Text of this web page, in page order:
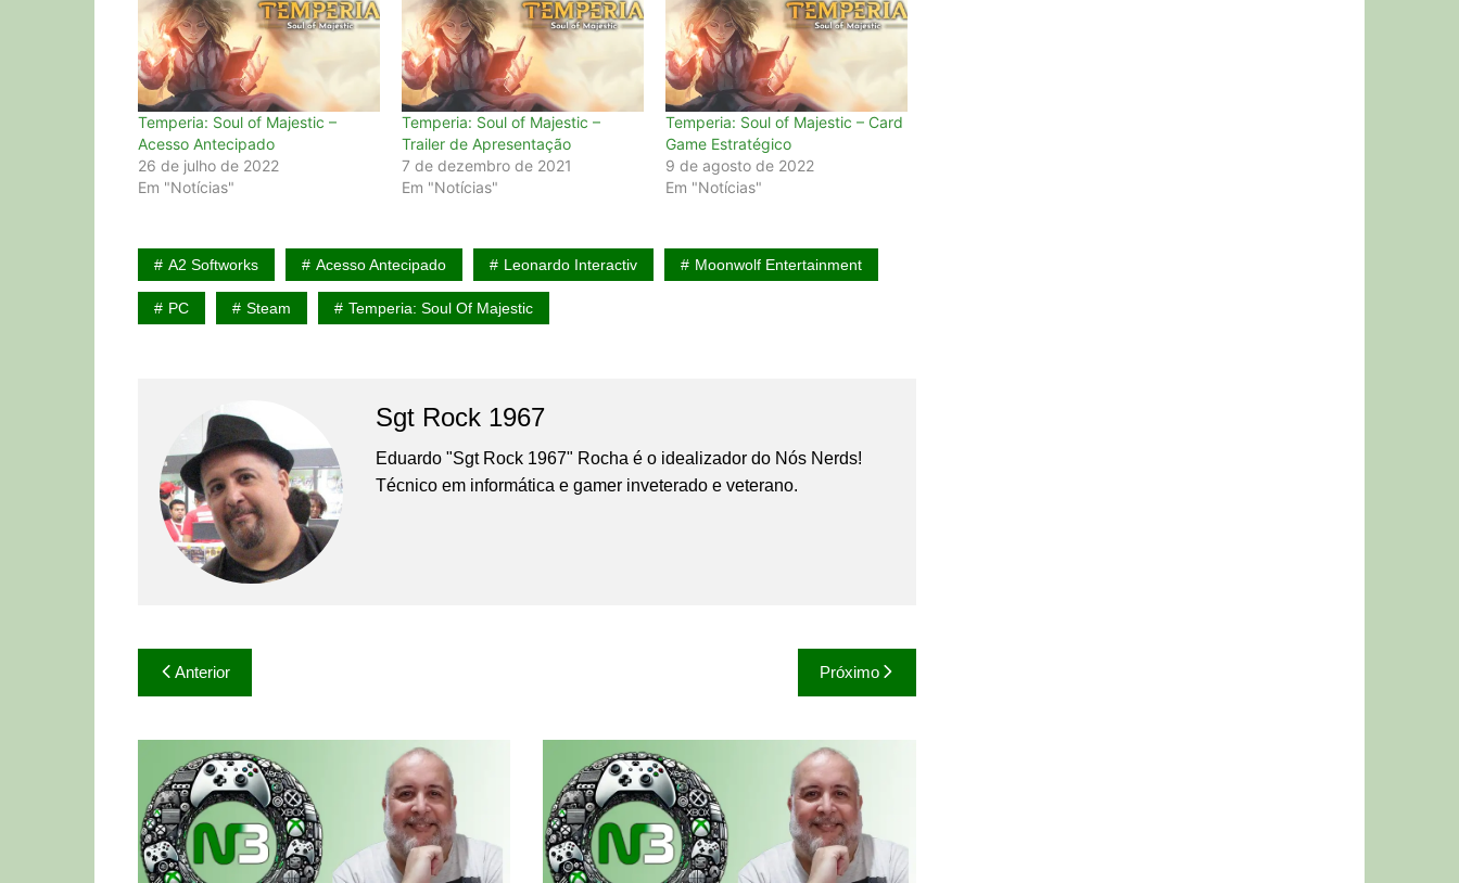
Temperia: Soul of Majestic –
Acesso Antecipado
26 de julho de 2022
Em "Notícias"
Temperia: Soul of Majestic –
Trailer de Apresentação
7 de dezembro de 2021
Em "Notícias"
Temperia: Soul of Majestic – Card
Game Estratégico
9 de agosto de 2022
Em "Notícias"
A2 Softworks Acesso Antecipado Leonardo Interactiv Moonwolf Entertainment
PC Steam Temperia: Soul Of Majestic
Sgt Rock 1967
Eduardo "Sgt Rock 1967" Rocha é o idealizador do Nós Nerds!
Técnico em informática e gamer inveterado e veterano.
Navegação
de
Post
Anterior Próximo